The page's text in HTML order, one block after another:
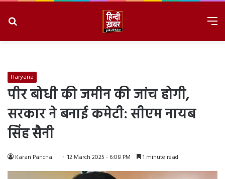
Haryana
पीर बोधी की जमीन की जांच होगी,
सरकार ने बनाई कमेटी: सीएम नायब
सिंह सैनी
Karan Panchal 12 March 2025 - 6:08 PM 1 minute read